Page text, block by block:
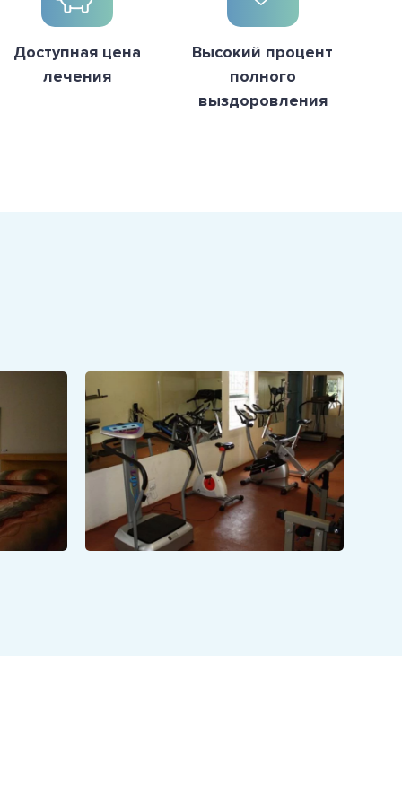
Доступная цена
лечения
Высокий процент
полного
выздоровления